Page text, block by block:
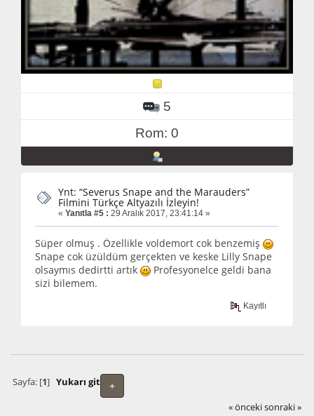
5
Rom: 0
Ynt: “Severus Snape and the Marauders”
Filmini Türkçe Altyazılı İzleyin!
« Yanıtla #5 : 29 Aralık 2017, 23:41:14 »
Süper olmuş . Özellikle voldemort cok benzemiş
Snape cok üzüldüm gerçekten ve keske Lilly Snape
olsaymıs dedirtti artık
Profesyonelce geldi bana
sizi bilemem.
Kayıtlı
+
Sayfa: [1] Yukarı git
« önceki sonraki »